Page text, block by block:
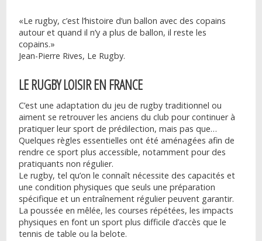
«Le rugby, c’est l’histoire d’un ballon avec des copains
autour et quand il n’y a plus de ballon, il reste les
copains.»
Jean-Pierre Rives, Le Rugby.
LE RUGBY LOISIR EN FRANCE
C’est une adaptation du jeu de rugby traditionnel ou
aiment se retrouver les anciens du club pour continuer à
pratiquer leur sport de prédilection, mais pas que…
Quelques règles essentielles ont été aménagées afin de
rendre ce sport plus accessible, notamment pour des
pratiquants non régulier.
Le rugby, tel qu’on le connaît nécessite des capacités et
une condition physiques que seuls une préparation
spécifique et un entraînement régulier peuvent garantir.
La poussée en mêlée, les courses répétées, les impacts
physiques en font un sport plus difficile d’accès que le
tennis de table ou la belote.